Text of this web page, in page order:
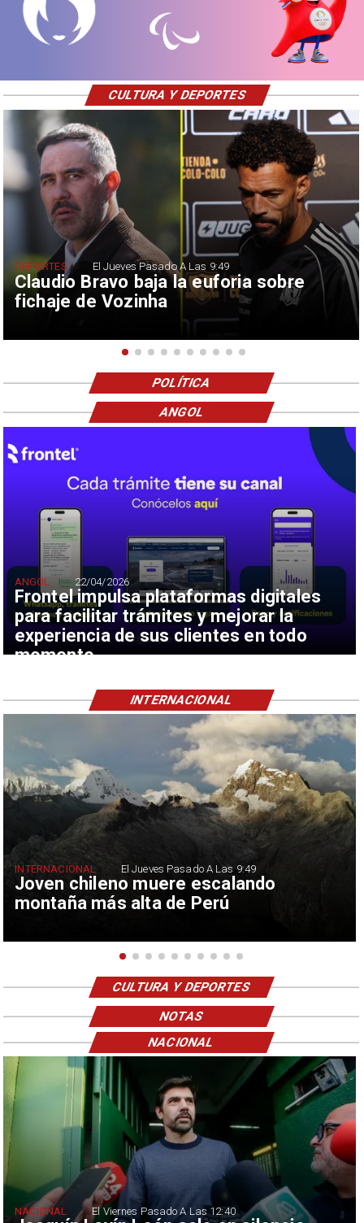
Claudio Bravo baja la euforia sobre
fichaje de Vozinha
DEPORTES El Jueves Pasado A Las 9:49
CULTURA Y DEPORTES
POLÍTICA
Frontel impulsa plataformas digitales
para facilitar trámites y mejorar la
experiencia de sus clientes en todo
momento
ANGOL 22/04/2026
ANGOL
Joven chileno muere escalando
montaña más alta de Perú
INTERNACIONAL El Jueves Pasado A Las 9:49
INTERNACIONAL
CULTURA Y DEPORTES
NOTAS
NACIONAL El Viernes Pasado A Las 12:40
NACIONAL